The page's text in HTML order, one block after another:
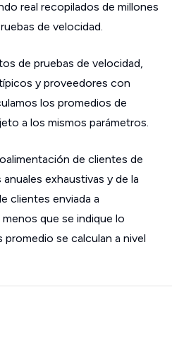
real recopilados de millones
de velocidad.
de pruebas de velocidad,
y proveedores con
los promedios de
a los mismos parámetros.
de clientes de
exhaustivas y de la
clientes enviada a
que se indique lo
se calculan a nivel